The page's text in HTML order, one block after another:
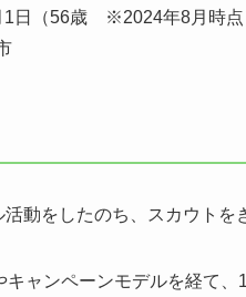
1日（56歳 ※2024年8月時点
動をしたのち、スカウトを
ャンペーンモデルを経て